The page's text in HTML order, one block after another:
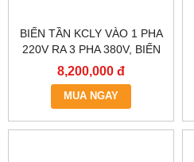
BIẾN TẦN KCLY VÀO 1 PHA
220V RA 3 PHA 380V, BIẾN
TẦN KCLY KOC600-011GT3-
B
8,200,000 đ
MUA NGAY